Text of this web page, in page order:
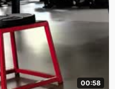
00:58